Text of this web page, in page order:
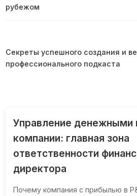
Управление денежными
компании: главная зона
ответственности
директора
Почему компания с прибылью в
рубежом
Секреты успешного создания и
профессионального подкаста